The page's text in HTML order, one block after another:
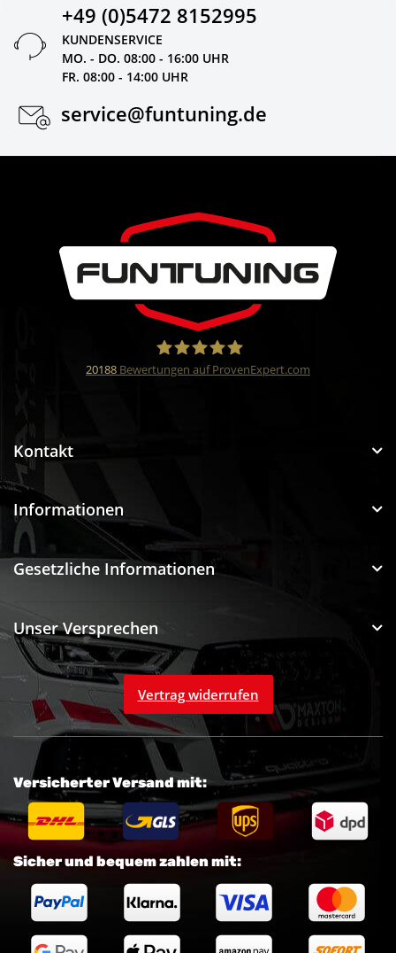
+49 (0)5472 8152995
KUNDENSERVICE
MO. - DO. 08:00 - 16:00 UHR
FR. 08:00 - 14:00 UHR
service@funtuning.de
20188 Bewertungen auf ProvenExpert.com
Kontakt
Informationen
Gesetzliche Informationen
Unser Versprechen
Vertrag widerrufen
Sicher und bequem zahlen mit:
Versicherter Versand mit: